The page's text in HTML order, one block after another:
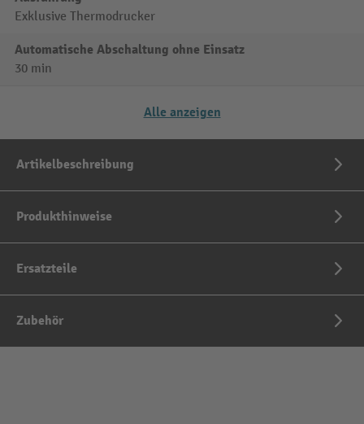
Exklusive Thermodrucker
Automatische Abschaltung ohne Einsatz
30 min
Alle anzeigen
Artikelbeschreibung
Produkthinweise
Ersatzteile
Zubehör